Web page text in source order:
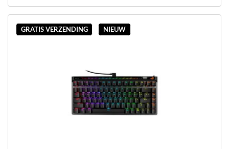
GRATIS VERZENDING NIEUW